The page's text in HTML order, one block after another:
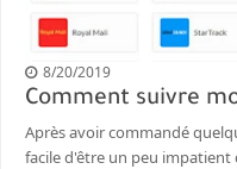
Firefox
8/20/2019
Comment suivre
Après avoir commandé
facile d'être un peu impatient